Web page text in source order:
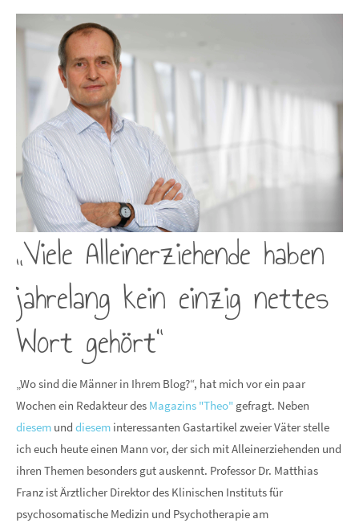
„Viele Alleinerziehende haben
jahrelang kein einzig nettes
Wort gehört“
„Wo sind die Männer in Ihrem Blog?“, hat mich vor ein paar
Wochen ein Redakteur des Magazins "Theo" gefragt. Neben
diesem und diesem interessanten Gastartikel zweier Väter stelle
ich euch heute einen Mann vor, der sich mit Alleinerziehenden und
ihren Themen besonders gut auskennt. Professor Dr. Matthias
Franz ist Ärztlicher Direktor des Klinischen Instituts für
psychosomatische Medizin und Psychotherapie am